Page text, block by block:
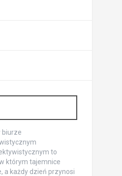
biurze
to
którym tajemnice
a każdy dzień przynosi